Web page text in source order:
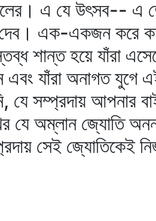
এ যে উৎসব--
এক-একজন করে
শান্ত হয়ে যাঁরা
যাঁরা অনাগত যুগে
সম্প্রদায় আপনার
যে অম্লান জ্যোতি
সেই জ্যোতিকেই